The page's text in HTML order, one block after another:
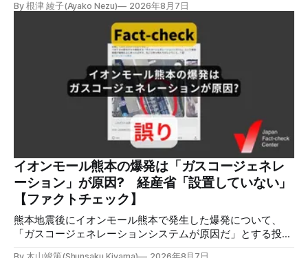
LPガスに着火した可能性に言及していますが、現時点で未解
明です。イオンは8月5日、外部専門家らによる事故調査委員
会を設置すると発表しました。 検証対象 拡散した言説 2026
年8月2日、イオンモール熊本の爆発がテロによるものだと主
張する投稿がＸで拡散した。 検証する理由 8月5日現在、投
稿は600回以上リポストされ、表示は19万件を超える。 同様
の情報の拡散量を調べるため、「熊本」「イオンモール」
「爆発」「テロ」など複数のキーワードを組み合わせてソー
シャル分析ツールMeltwaterで調べると、総投稿数は8月5日
までに約9900件あった(例1,2,3)。拡散のほとんどはXだ。 こ
れらの投稿は根拠を示していないが、「ガス爆発には見えな
いね」「これは 熊本を略奪する為のテロですよ」など、投
稿を真に受けたり、同調する反応が多い。「デマまたは不確
定な情報を流すな」や「陰謀論だよ」などの指摘
By 根津 綾子(Ayako Nezu) 2026年8月7日
イオンモール熊本の爆発は「ガスコージェネレ
ーション」が原因? 経産省「設置していない」
【ファクトチェック】
熊本地震後にイオンモール熊本で発生した爆発について、
「ガスコージェネレーションシステムが原因だ」とする投稿